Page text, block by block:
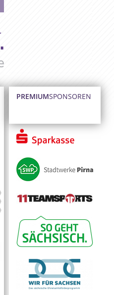
PREMIUMSPONSOREN